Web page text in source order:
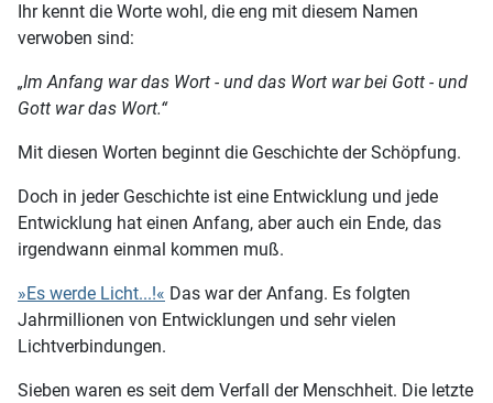
Ihr kennt die Worte wohl, die eng mit diesem Namen
verwoben sind:
„Im Anfang war das Wort - und das Wort war bei Gott - und
Gott war das Wort.“
Mit diesen Worten beginnt die Geschichte der Schöpfung.
Doch in jeder Geschichte ist eine Entwicklung und jede
Entwicklung hat einen Anfang, aber auch ein Ende, das
irgendwann einmal kommen muß.
»Es werde Licht...!« Das war der Anfang. Es folgten
Jahrmillionen von Entwicklungen und sehr vielen
Lichtverbindungen.
Sieben waren es seit dem Verfall der Menschheit. Die letzte